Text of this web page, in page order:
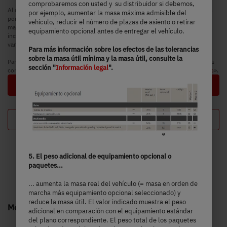
Al aumentar la masa máxima admisible, se incrementa la masa especificada
por el fabricante para el equipamiento opcional. El aumento se debe a la
mayor masa útil por el chasis alternativo, a lo que se le debe restar el
incremento de la tara del chasis alternativo y, sobre todo, el peso de las
variantes obligatorias de motor más pesadas (por ejemplo, 180 CV).
Para más información y explicaciones detalladas sobre el tema del peso y la
configuración del vehículo, visita la sección «
Información en cuanto al peso».
Tu configuración
Modelos Just Go – tan versátiles como la vida misma
comprobaremos con usted y su distribuidor si debemos,
por ejemplo, aumentar la masa máxima admisible del
vehículo, reducir el número de plazas de asiento o retirar
equipamiento opcional antes de entregar el vehículo.
Para más información sobre los efectos de las tolerancias
sobre la masa útil mínima y la masa útil, consulte la
sección "Información legal".
5. El peso adicional de equipamiento opcional o
paquetes...
... aumenta la masa real del vehículo (= masa en orden de
marcha más equipamiento opcional seleccionado) y
reduce la masa útil. El valor indicado muestra el peso
adicional en comparación con el equipamiento estándar
del plano correspondiente. El peso total de los paquetes